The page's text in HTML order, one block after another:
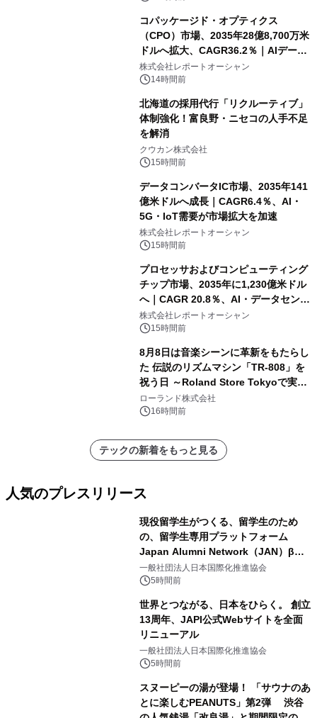
コパッケージド・オプティクス
（CPO）市場、2035年28億8,700万米
ドルへ拡大、CAGR36.2％｜AIデータ
センター・高速光通信需要が成長を加
速
株式会社レポートオーシャン
14時間前
北海道の採用代行「リクルーティブ」
体制強化！富良野・ニセコの人手不足
を解消
クウカン株式会社
15時間前
データコンバータIC市場、2035年141
億米ドルへ成長｜CAGR6.4％、AI・
5G・IoT需要が市場拡大を加速
株式会社レポートオーシャン
15時間前
プロセッサおよびコンピューティング
チップ市場、2035年に1,230億米ドル
へ｜CAGR 20.8％、AI・データセンタ
ー需要が成長を牽引
株式会社レポートオーシャン
15時間前
8月8日は音楽シーンに革新をもたらし
た 伝説のリズムマシン「TR-808」を
祝う日 ～Roland Store Tokyoで実機
を展示しての 記念キャンペーンを開
催 英国ラジオ「NTS」の 特別プログ
アーティストを フィーチャーしたアニ
メーションを公開～
ローランド株式会社
16時間前
テックの新着をもっと見る
人気のプレスリリース
現役留学生がつくる、留学生のため
の、留学生専用プラットフォーム
Japan Alumni Network（JAN）β版
をリリース
一般社団法人日本国際化推進協会
5時間前
世界とつながる、日本をひらく。 創立
13周年、JAPI公式Webサイトを全面
リニューアル
一般社団法人日本国際化推進協会
5時間前
スヌーピーの湯が登場！ 「サウナのあ
とに楽しむPEANUTS」第2弾 渋谷